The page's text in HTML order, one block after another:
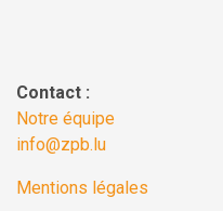
Contact :
Notre équipe
info@zpb.lu
Mentions légales